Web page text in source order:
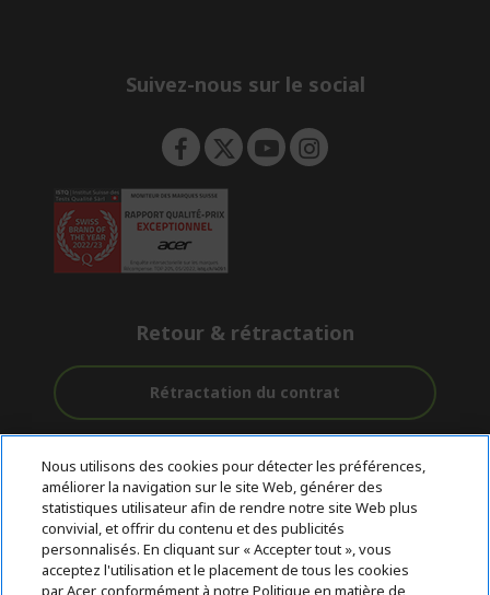
Suivez-nous sur le social
Retour & rétractation
Rétractation du contrat
Livraison
Gratuite
avant et après-
vente
Paiement
Sécurisé
© 2026 Acer Inc.
CPYou BV est le revendeur et marchand agréé pour les produits et
services proposés au sein de ce magasin.
Nous utilisons des cookies pour détecter les préférences,
améliorer la navigation sur le site Web, générer des
statistiques utilisateur afin de rendre notre site Web plus
convivial, et offrir du contenu et des publicités
personnalisés. En cliquant sur « Accepter tout », vous
acceptez l'utilisation et le placement de tous les cookies
par Acer, conformément à notre Politique en matière de